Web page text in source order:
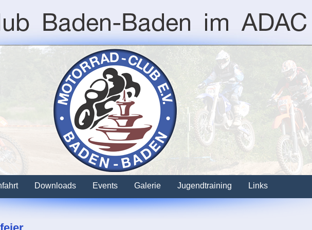
Downloads Events Galerie Jugendtraining Links